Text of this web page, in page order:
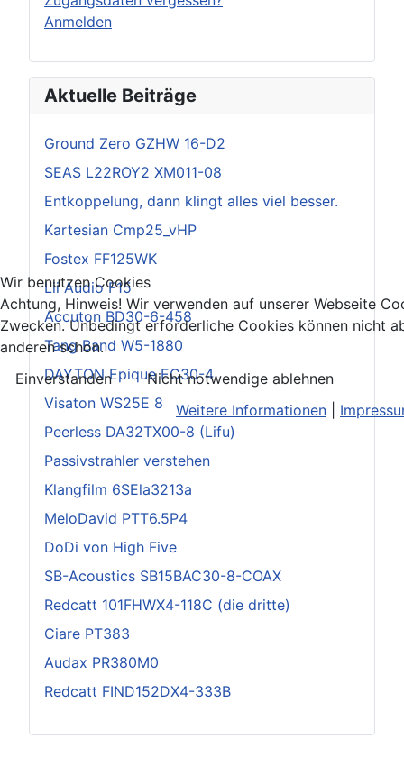
Anmelden
Aktuelle Beiträge
Ground Zero GZHW 16-D2
SEAS L22ROY2 XM011-08
Entkoppelung, dann klingt alles viel besser.
Kartesian Cmp25_vHP
Fostex FF125WK
Lii Audio F15
Accuton BD30-6-458
Tang Band W5-1880
DAYTON Epique EC30-4
Visaton WS25E 8
Peerless DA32TX00-8 (Lifu)
Passivstrahler verstehen
Klangfilm 6SEla3213a
MeloDavid PTT6.5P4
DoDi von High Five
SB-Acoustics SB15BAC30-8-COAX
Redcatt 101FHWX4-118C (die dritte)
Ciare PT383
Audax PR380M0
Redcatt FIND152DX4-333B
Wir benutzen Cookies
Achtung, Hinweis! Wir verwenden auf unserer Webseite
Zwecken. Unbedingt erforderliche Cookies können nicht
anderen schon.
Einverstanden
Nicht notwendige ablehnen
Weitere Informationen